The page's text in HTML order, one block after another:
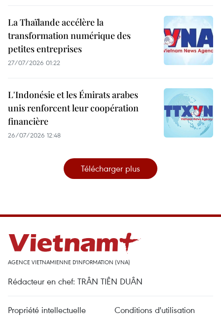
La Thaïlande accélère la
transformation numérique des
petites entreprises
27/07/2026 01:22
L'Indonésie et les Émirats arabes
unis renforcent leur coopération
financière
26/07/2026 12:48
Télécharger plus
AGENCE VIETNAMIENNE D'INFORMATION (VNA)
Rédacteur en chef: TRÂN TIÊN DUÂN
Propriété intellectuelle
Conditions d'utilisation